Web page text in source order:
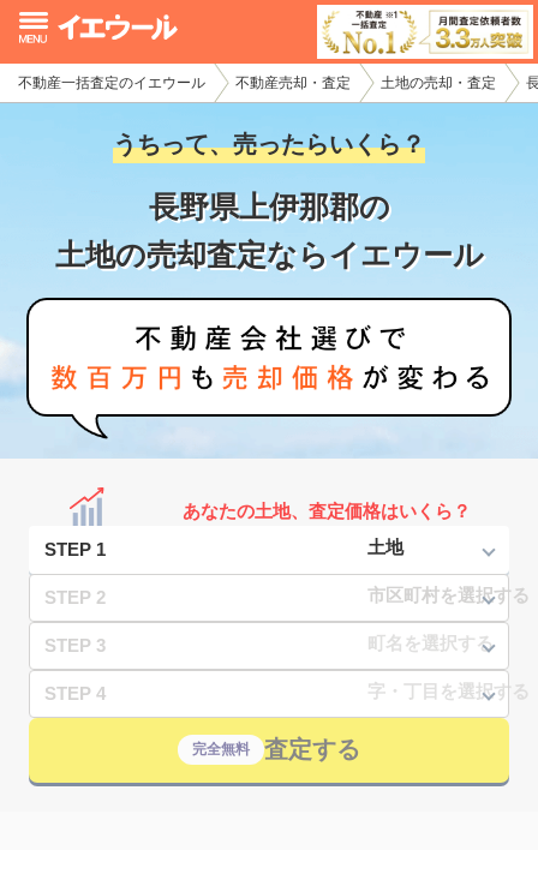
不動産一括査定のイエウール 不動産売却・査定 土地の売却・査定
うちって、売ったらいくら？
長野県上伊那郡の
土地の売却査定ならイエウール
あなたの土地、査定価格はいくら？
STEP 1
STEP 2
STEP 3
STEP 4
完全無料 査定する
イエウール加盟希望の不動産会社様
初めての方へ
不動産売却の流れ
不動産の売却・一括査定
家査定シミュレーター
お問い合わせ